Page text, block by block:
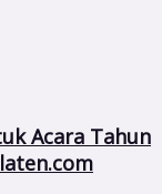
Acara Tahun